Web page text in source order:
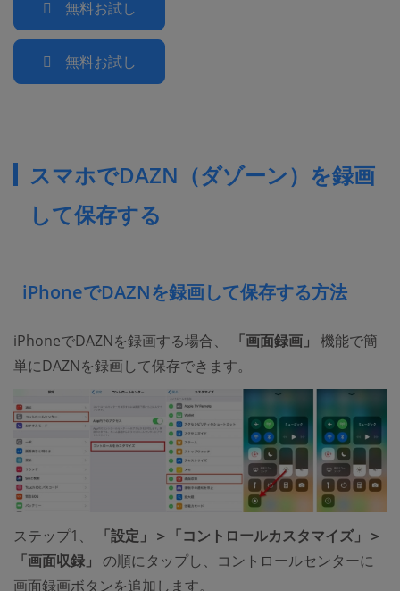
無料お試し
無料お試し
スマホでDAZN（ダゾーン）を録画
して保存する
iPhoneでDAZNを録画して保存する方法
iPhoneでDAZNを録画する場合、 「画面録画」 機能で簡
単にDAZNを録画して保存できます。
ステップ1、
「設定」＞「コントロールカスタマイズ」＞
「画面収録」 の順にタップし、コントロールセンターに
画面録画ボタンを追加します。